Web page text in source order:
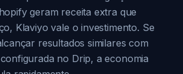
geram receita extra que
Klaviyo vale o investimento. Se
resultados similares com
no Drip, a economia